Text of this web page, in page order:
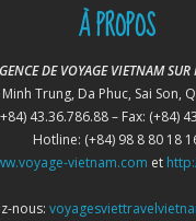
À PROPOS
DE VOYAGE VIETNAM SUR
Trung, Da Phuc, Sai Son,
43.36.786.88 – Fax: (+84)
Hotline: (+84) 98 8 80 18
vietnam.com et
nous: